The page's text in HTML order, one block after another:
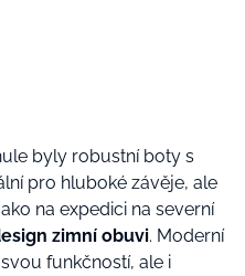
byly robustní boty s
pro hluboké závěje, ale
na expedici na severní
zimní obuvi. Moderní
funkčností, ale i